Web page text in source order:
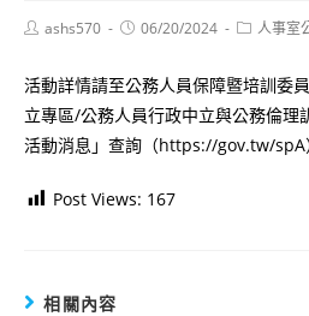
Postashs570
Post06/20/2024
Post人事室
活動詳情請至公務人員保障暨培訓委
立專區/公務人員行政中立與公務倫理
活動消息」查詢（https://gov.tw/spA
Post Views: 167
相關內容